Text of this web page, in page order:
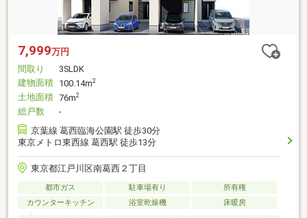
7,999万円
間取り
3SLDK
建物面積 100.14m2
土地面積 76m2
総戸数
-
京葉線 葛西臨海公園駅 徒歩30分
東京メトロ東西線 葛西駅 徒歩13分
東京都江戸川区南葛西２丁目
都市ガス 駐車場有り
所有権
カウンターキッチン
浴室乾燥機 床暖房